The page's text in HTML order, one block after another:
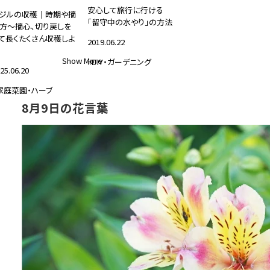
ルの収穫｜時期や摘
～摘心、切り戻しを
長くたくさん収穫しよ
庭菜園・ハーブ
安心して旅行に行ける
「留守中の水やり」の方法
2019.06.22
#DIY・ガーデニング
Show More
8月9日の花言葉